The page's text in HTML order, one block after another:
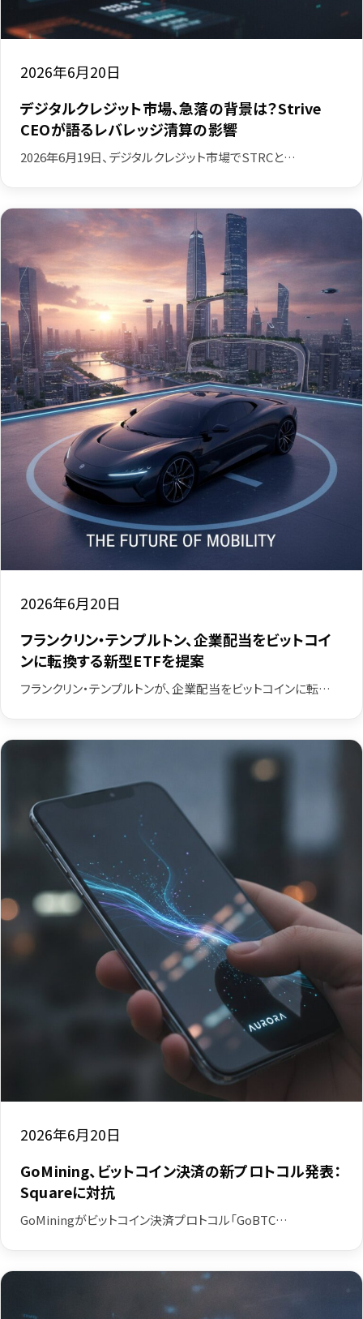
2026年6月20日
デジタルクレジット市場、急落の背景は？Strive
CEOが語るレバレッジ清算の影響
2026年6月19日、デジタルクレジット市場でSTRCと…
2026年6月20日
フランクリン・テンプルトン、企業配当をビットコイ
ンに転換する新型ETFを提案
フランクリン・テンプルトンが、企業配当をビットコインに転…
2026年6月20日
GoMining、ビットコイン決済の新プロトコル発表：
Squareに対抗
GoMiningがビットコイン決済プロトコル「GoBTC…